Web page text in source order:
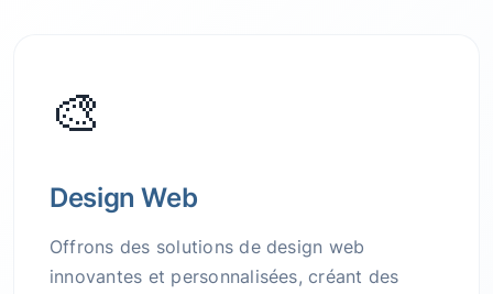
🎨
Design Web
Offrons des solutions de design web
innovantes et personnalisées, créant des